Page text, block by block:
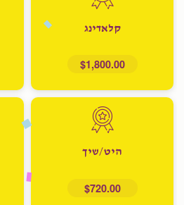
קלאדינג
$1,800.00
היט/שיך
$720.00